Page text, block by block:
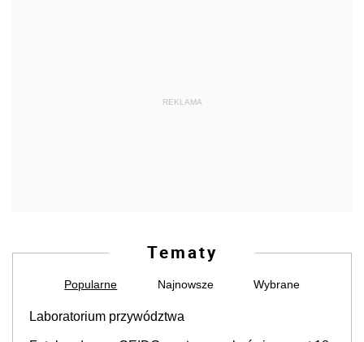
REKLAMA
Tematy
Popularne Najnowsze Wybrane
Laboratorium przywództwa